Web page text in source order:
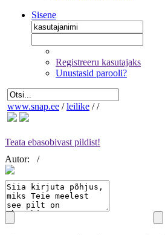
Sisene
Registreeru kasutajaks
Unustasid parooli?
www.snap.ee / leilike / /
Teata ebasobivast pildist!
Autor:
/